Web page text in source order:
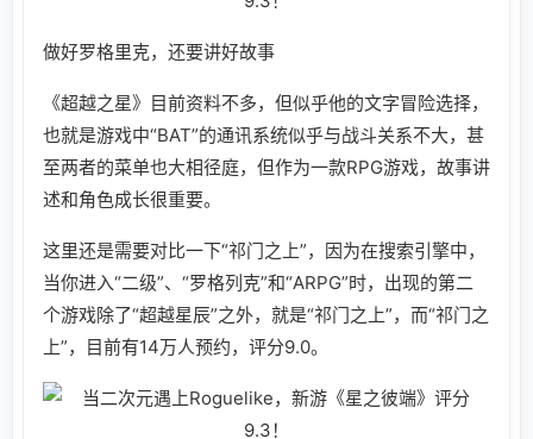
做好罗格里克，还要讲好故事
《超越之星》目前资料不多，但似乎他的文字冒险选择，
也就是游戏中“BAT”的通讯系统似乎与战斗关系不大，甚
至两者的菜单也大相径庭，但作为一款RPG游戏，故事讲
述和角色成长很重要。
这里还是需要对比一下“祁门之上”，因为在搜索引擎中，
当你进入“二级”、“罗格列克”和“ARPG”时，出现的第二
个游戏除了“超越星辰”之外，就是“祁门之上”，而“祁门之
上”，目前有14万人预约，评分9.0。